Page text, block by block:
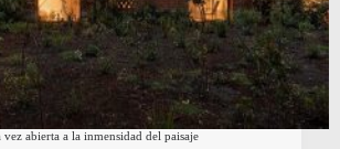
abierta a la inmensidad del paisaje